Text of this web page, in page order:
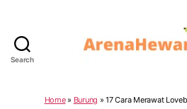
Search
Home» Burung »17 Cara Merawat